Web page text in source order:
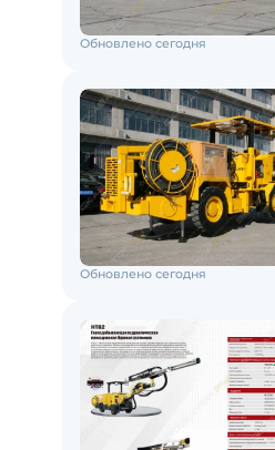
Обновлено сегодня
Обновлено сегодня